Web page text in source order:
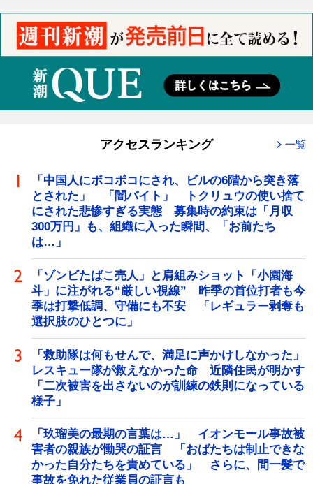
アクセスランキング 一覧
「中国人にボコボコにされ、ビルの6階から突き落
とされた」 「闇バイト」 トクリュウの使い捨て
にされた悲惨すぎる実態 募集時の約束は「月収
300万円」も、組織に入った瞬間、「お前たち
は…」
「ゾンビたばこ売人」と肩組みショット「小園海
斗」に注がれる“厳しい視線” 昨季の首位打者も今
季は打撃低調、守備にも不安 「レギュラー剥奪も
選択肢のひとつに」
「救助隊は何もせんで、満足に声かけしなかった」
レスキュー隊が救えなかった命 近隣住民が明かす
「二次被害を出さないのが訓練の鉄則になっている
様子」
「玖瑠美の最期の言葉は…」 イオンモール事故被
害者の親族が慟哭の証言 「おばたちは制止できな
かった自分たちを責めている」 さらに、間一髪で
事故を免れた従業員の証言も